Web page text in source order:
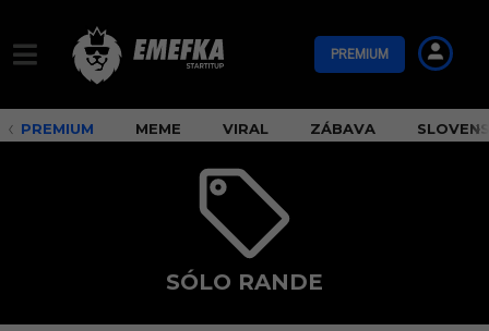
PREMIUM
PREMIUM MEME VIRAL ZÁBAVA
SÓLO RANDE